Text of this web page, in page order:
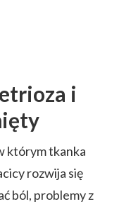
i
którym tkanka
rozwija się
ból, problemy z